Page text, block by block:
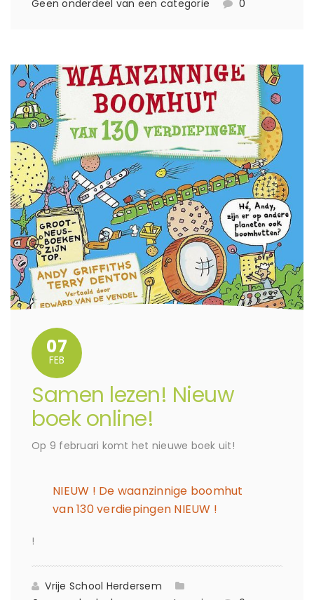
Geen onderdeel van een categorie 0
07
FEB
Samen lezen! Nieuw
boek online!
Op 9 februari komt het nieuwe boek uit!
NIEUW ! De waanzinnige boomhut
van 130 verdiepingen NIEUW !
!
Vrije School Herdersem